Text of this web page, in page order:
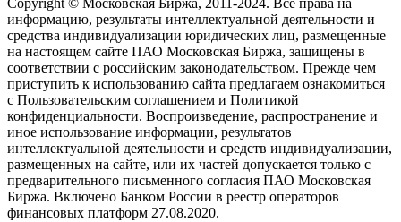
Copyright © Московская Биржа, 2011-2024. Все права на
информацию, результаты интеллектуальной деятельности и
средства индивидуализации юридических лиц, размещенные
на настоящем сайте ПАО Московская Биржа, защищены в
соответствии с российским законодательством. Прежде чем
приступить к использованию сайта предлагаем ознакомиться
с Пользовательским соглашением и Политикой
конфиденциальности. Воспроизведение, распространение и
иное использование информации, результатов
интеллектуальной деятельности и средств индивидуализации,
размещенных на сайте, или их частей допускается только с
предварительного письменного согласия ПАО Московская
Биржа. Включено Банком России в реестр операторов
финансовых платформ 27.08.2020.